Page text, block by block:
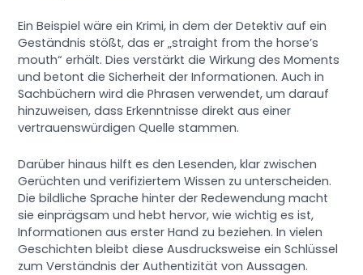
Ein Beispiel wäre ein Krimi, in dem der Detektiv auf ein
Geständnis stößt, das er „straight from the horse’s
mouth“ erhält. Dies verstärkt die Wirkung des Moments
und betont die Sicherheit der Informationen. Auch in
Sachbüchern wird die Phrasen verwendet, um darauf
hinzuweisen, dass Erkenntnisse direkt aus einer
vertrauenswürdigen Quelle stammen.
Darüber hinaus hilft es den Lesenden, klar zwischen
Gerüchten und verifiziertem Wissen zu unterscheiden.
Die bildliche Sprache hinter der Redewendung macht
sie einprägsam und hebt hervor, wie wichtig es ist,
Informationen aus erster Hand zu beziehen. In vielen
Geschichten bleibt diese Ausdrucksweise ein Schlüssel
zum Verständnis der Authentizität von Aussagen.